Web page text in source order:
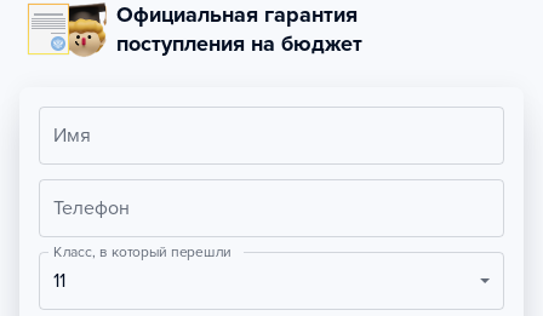
Официальная гарантия
поступления на бюджет
Имя
Телефон
Класс, в который перешли
11